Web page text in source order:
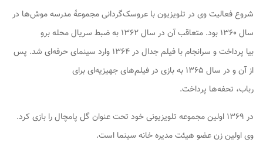
شروع فعالیت وی در تلویزیون با عروسک‌گردانی مجموعهٔمدرسه موش‌ها در
سال ۱۳۶۰ بود. متعاقب آن در سال ۱۳۶۲ به ضبط سریال
محله برو
بیا پرداخت و سرانجام با فیلمجدال
در ۱۳۶۴ وارد سینمای حرفه‌ای شد. پس
از آن و در سال ۱۳۶۵ به بازی در فیلم‌های
جهیزیه‌ای برای
رباب، تحفه‌ها پرداخت.
در ۱۳۶۹ اولین مجموعه تلویزیونی خود تحت عنوان گل پامچالرا بازی کرد.
وی اولین زن عضو هیئت مدیره خانه سینما است.